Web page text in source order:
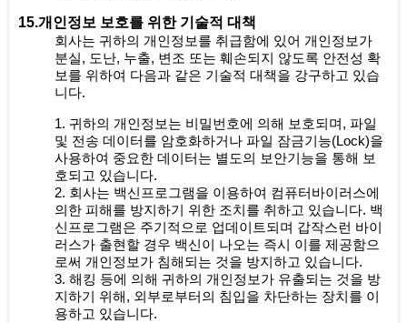
15.개인정보 보호를 위한 기술적 대책
회사는 귀하의 개인정보를 취급함에 있어 개인정보가
분실, 도난, 누출, 변조 또는 훼손되지 않도록 안전성 확
보를 위하여 다음과 같은 기술적 대책을 강구하고 있습
니다.
1. 귀하의 개인정보는 비밀번호에 의해 보호되며, 파일
및 전송 데이터를 암호화하거나 파일 잠금기능(Lock)을
사용하여 중요한 데이터는 별도의 보안기능을 통해 보
호되고 있습니다.
2. 회사는 백신프로그램을 이용하여 컴퓨터바이러스에
의한 피해를 방지하기 위한 조치를 취하고 있습니다. 백
신프로그램은 주기적으로 업데이트되며 갑작스런 바이
러스가 출현할 경우 백신이 나오는 즉시 이를 제공함으
로써 개인정보가 침해되는 것을 방지하고 있습니다.
3. 해킹 등에 의해 귀하의 개인정보가 유출되는 것을 방
지하기 위해, 외부로부터의 침입을 차단하는 장치를 이
용하고 있습니다.